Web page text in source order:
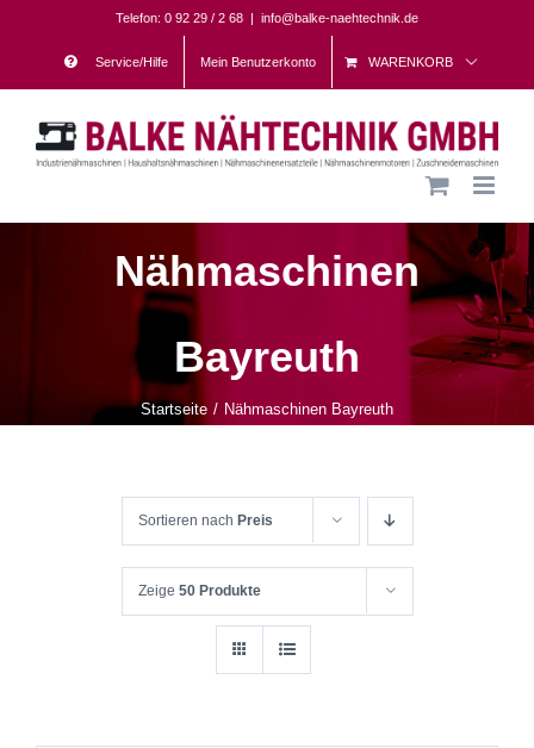
content
Telefon: 0 92 29 / 2 68 | info@balke-naehtechnik.de
Service/Hilfe Mein Benutzerkonto WARENKORB
Nähmaschinen
Bayreuth
Startseite Nähmaschinen Bayreuth
Sortieren nach Preis
Zeige 50 Produkte